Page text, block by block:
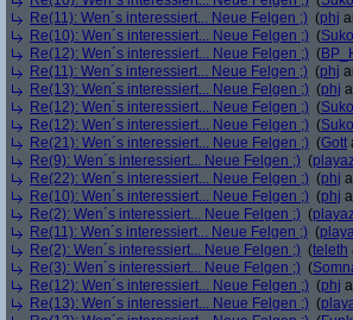
Re(11): Wen´s interessiert... Neue Felgen ;) (phj
Re(10): Wen´s interessiert... Neue Felgen ;) (Suko
Re(12): Wen´s interessiert... Neue Felgen ;) (
Re(11): Wen´s interessiert... Neue Felgen ;) (phj
Re(13): Wen´s interessiert... Neue Felgen ;) (phj
Re(12): Wen´s interessiert... Neue Felgen ;) (Suko
Re(12): Wen´s interessiert... Neue Felgen ;) (Suko
Re(21): Wen´s interessiert... Neue Felgen ;) (Gott
Re(9): Wen´s interessiert... Neue Felgen ;) (
Re(22): Wen´s interessiert... Neue Felgen ;) (phj
Re(10): Wen´s interessiert... Neue Felgen ;) (phj
Re(2): Wen´s interessiert... Neue Felgen ;) (
Re(11): Wen´s interessiert... Neue Felgen ;) (
Re(2): Wen´s interessiert... Neue Felgen ;) (teleth
Re(3): Wen´s interessiert... Neue Felgen ;) (
Re(12): Wen´s interessiert... Neue Felgen ;) (phj
Re(13): Wen´s interessiert... Neue Felgen ;) (